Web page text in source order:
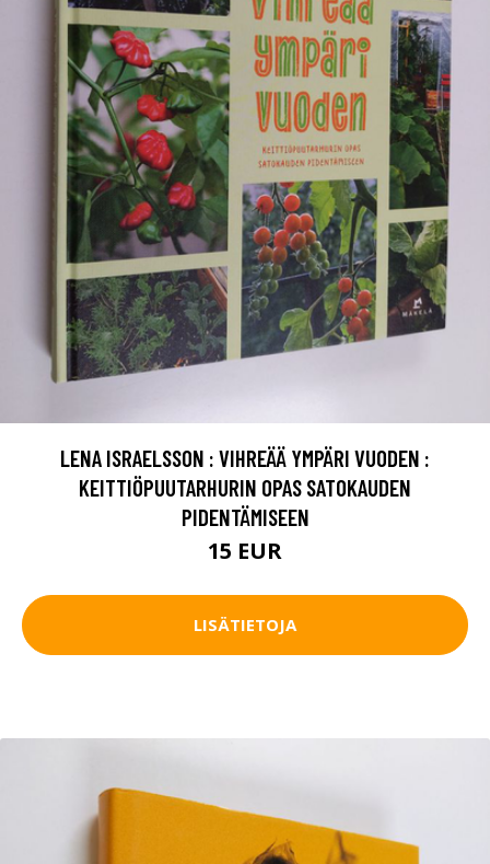
LENA ISRAELSSON : VIHREÄÄ YMPÄRI VUODEN :
KEITTIÖPUUTARHURIN OPAS SATOKAUDEN
PIDENTÄMISEEN
15 EUR
LISÄTIETOJA